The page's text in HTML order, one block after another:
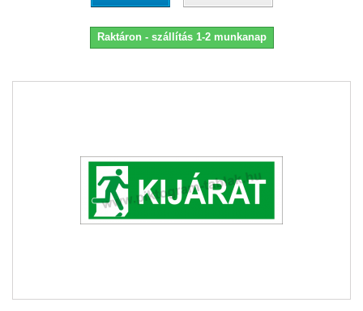
Raktáron - szállítás 1-2 munkanap